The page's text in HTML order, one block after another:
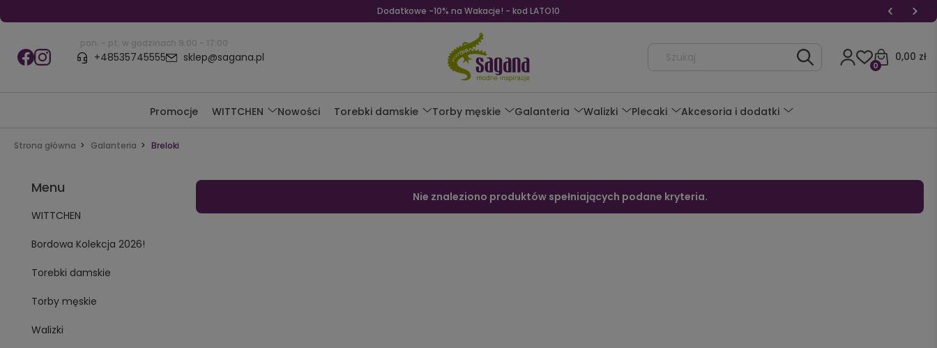
Dodatkowe -10% na Wakacje! - kod LATO10
pon. - pt. w godzinach 9:00 - 17:00
+48535745555 sklep@sagana.pl 0,00 zł
0
Promocje WITTCHEN Nowości Torebki damskie Torby męskie Galanteria Walizki Plecaki Akcesoria i dodatki
Strona główna Galanteria Breloki
Menu
WITTCHEN
Bordowa Kolekcja 2026!
Torebki damskie
Torby męskie
Walizki
Nie znaleziono produktów spełniających podane kryteria.